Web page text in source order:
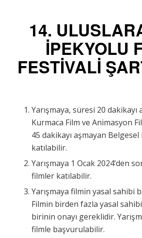
14.
İPEKYOLU
FESTİVALİ
Yarışmaya, süresi 20 dakikayı
Kurmaca Film ve Animasyon
45 dakikayı aşmayan Belgesel
katılabilir.
Yarışmaya 1 Ocak 2024’den
filmler katılabilir.
Yarışmaya filmin yasal sahibi
Filmin birden fazla yasal
birinin onayı gereklidir.
filmle başvurulabilir.